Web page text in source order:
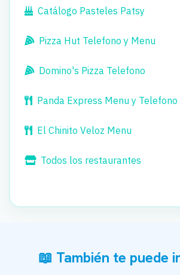
Catálogo Pasteles Patsy
Pizza Hut Telefono y Menu
Domino's Pizza Telefono
Panda Express Menu y Telefono
El Chinito Veloz Menu
Todos los restaurantes
📖 También te puede